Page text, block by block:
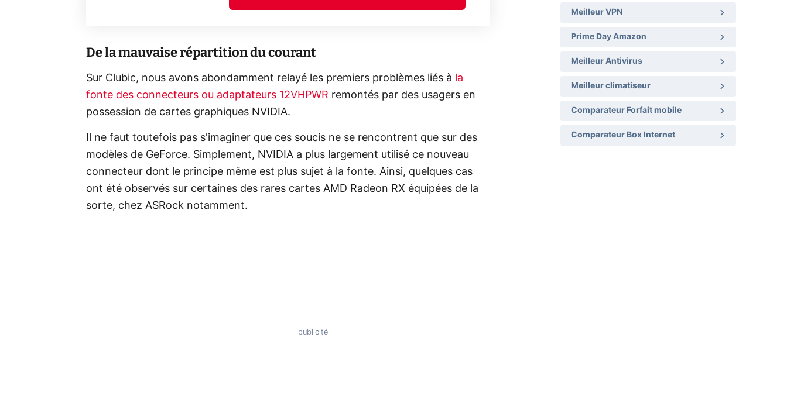
De la mauvaise répartition du courant
Sur Clubic, nous avons abondamment relayé les premiers problèmes liés à
la
fonte des connecteurs ou adaptateurs 12VHPWR remontés par des usagers en
possession de cartes graphiques NVIDIA.
Il ne faut toutefois pas s’imaginer que ces soucis ne se rencontrent que sur des
modèles de GeForce. Simplement, NVIDIA a plus largement utilisé ce nouveau
connecteur dont le principe même est plus sujet à la fonte. Ainsi, quelques cas
ont été observés sur certaines des rares cartes AMD Radeon RX équipées de la
sorte, chez ASRock notamment.
Meilleur VPN
Prime Day Amazon
Meilleur Antivirus
Meilleur climatiseur
Comparateur Forfait mobile
Comparateur Box Internet